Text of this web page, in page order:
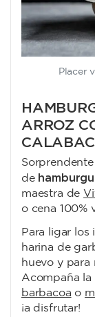
Placer
ARROZ
de
maestra de
o cena 100%
Para ligar los
harina de
huevo y para
Acompaña la
barbacoa o
¡a disfrutar!